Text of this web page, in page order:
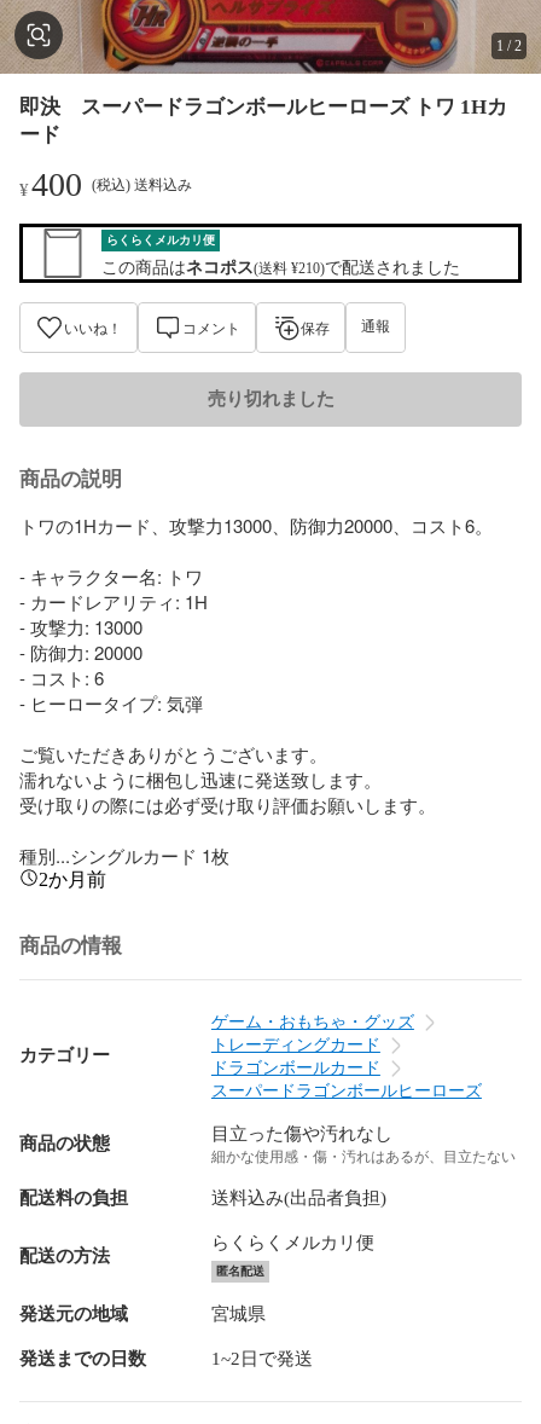
1 /2
即決 スーパードラゴンボールヒーローズ トワ 1Hカ
ード
¥400 (税込) 送料込み
らくらくメルカリ便
この商品はネコポス(送料 ¥210)で配送されました
いいね！ コメント 保存 通報
売り切れました
商品の説明
トワの1Hカード、攻撃力13000、防御力20000、コスト6。
- キャラクター名: トワ
- カードレアリティ: 1H
- 攻撃力: 13000
- 防御力: 20000
- コスト: 6
- ヒーロータイプ: 気弾
ご覧いただきありがとうございます。
濡れないように梱包し迅速に発送致します。
受け取りの際には必ず受け取り評価お願いします。
種別...シングルカード 1枚
2か月前
商品の情報
カテゴリー
ゲーム・おもちゃ・グッズ
トレーディングカード
ドラゴンボールカード
スーパードラゴンボールヒーローズ
商品の状態 目立った傷や汚れなし
細かな使用感・傷・汚れはあるが、目立たない
配送料の負担 送料込み(出品者負担)
配送の方法
らくらくメルカリ便
匿名配送
発送元の地域 宮城県
発送までの日数 1~2日で発送